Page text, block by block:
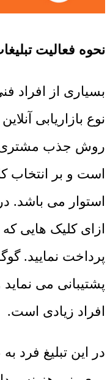
نحوه فعالیت
بسیاری از افراد
نوع بازاریابی
روش جذب مشتری
است و بر انتخاب
استوار می باشد.
ازای کلیک هایی
پرداخت نمایید.
پشتیبانی می
افراد زیادی است.